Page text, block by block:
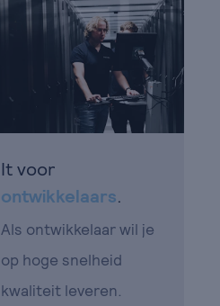
It voor
ontwikkelaars.
Als ontwikkelaar wil je
op hoge snelheid
kwaliteit leveren.